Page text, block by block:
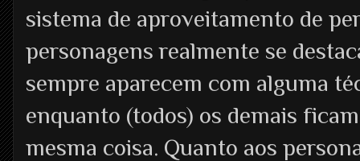
sistema de aproveitamento de
personagens realmente se
sempre aparecem com alguma
enquanto (todos) os demais
mesma coisa. Quanto aos